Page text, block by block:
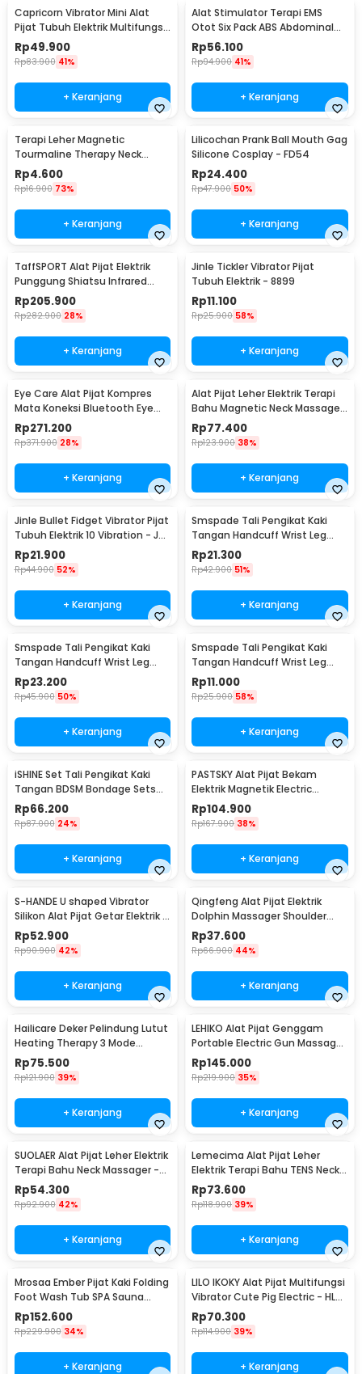
Capricorn Vibrator Mini Alat
Pijat Tubuh Elektrik Multifungsi
- EL-025
Rp49.900
Rp83.900 41%
+ Keranjang
Alat Stimulator Terapi EMS
Otot Six Pack ABS Abdominal
Muscle - 068R2
Rp56.100
Rp94.900 41%
+ Keranjang
Terapi Leher Magnetic
Tourmaline Therapy Neck
Massager - DA-3484
Rp4.600
Rp16.900 73%
+ Keranjang
Lilicochan Prank Ball Mouth Gag
Silicone Cosplay - FD54
Rp24.400
Rp47.900 50%
+ Keranjang
TaffSPORT Alat Pijat Elektrik
Punggung Shiatsu Infrared
Massager - 608
Rp205.900
Rp282.900 28%
+ Keranjang
Jinle Tickler Vibrator Pijat
Tubuh Elektrik - 8899
Rp11.100
Rp25.900 58%
+ Keranjang
Eye Care Alat Pijat Kompres
Mata Koneksi Bluetooth Eye
Massager - H500
Rp271.200
Rp371.900 28%
+ Keranjang
Alat Pijat Leher Elektrik Terapi
Bahu Magnetic Neck Massager
- HX-5880
Rp77.400
Rp123.900 38%
+ Keranjang
Jinle Bullet Fidget Vibrator Pijat
Tubuh Elektrik 10 Vibration - J-
010
Rp21.900
Rp44.900 52%
+ Keranjang
Smspade Tali Pengikat Kaki
Tangan Handcuff Wrist Leg
BDSM - PCT4
Rp21.300
Rp42.900 51%
+ Keranjang
Smspade Tali Pengikat Kaki
Tangan Handcuff Wrist Leg
BDSM - 00632
Rp23.200
Rp45.900 50%
+ Keranjang
Smspade Tali Pengikat Kaki
Tangan Handcuff Wrist Leg
BDSM Bondage - PCT6
Rp11.000
Rp25.900 58%
+ Keranjang
iSHINE Set Tali Pengikat Kaki
Tangan BDSM Bondage Sets
Rope - BD15
Rp66.200
Rp87.000 24%
+ Keranjang
PASTSKY Alat Pijat Bekam
Elektrik Magnetik Electric
Machine Cupping - CP-6181
Rp104.900
Rp167.900 38%
+ Keranjang
S-HANDE U shaped Vibrator
Silikon Alat Pijat Getar Elektrik -
SHD-S058
Rp52.900
Rp90.900 42%
+ Keranjang
Qingfeng Alat Pijat Elektrik
Dolphin Massager Shoulder
Vibration USB - HK668
Rp37.600
Rp66.900 44%
+ Keranjang
Hailicare Deker Pelindung Lutut
Heating Therapy 3 Mode
Kneepad 1 PCS - 102
Rp75.500
Rp121.900 39%
+ Keranjang
LEHIKO Alat Pijat Genggam
Portable Electric Gun Massage
Rechargeable - KH-320
Rp145.000
Rp219.900 35%
+ Keranjang
SUOLAER Alat Pijat Leher Elektrik
Terapi Bahu Neck Massager -
KS-996-1D
Rp54.300
Rp92.900 42%
+ Keranjang
Lemecima Alat Pijat Leher
Elektrik Terapi Bahu TENS Neck
Massager - JT-808
Rp73.600
Rp118.900 39%
+ Keranjang
Mrosaa Ember Pijat Kaki Folding
Foot Wash Tub SPA Sauna
Massage Bucket - 7981
Rp152.600
Rp229.900 34%
+ Keranjang
LILO IKOKY Alat Pijat Multifungsi
Vibrator Cute Pig Electric - HL-
1907
Rp70.300
Rp114.900 39%
+ Keranjang